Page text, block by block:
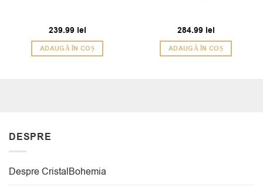
239.99 lei
ADAUGĂ ÎN COȘ
284.99 lei
ADAUGĂ ÎN COȘ
DESPRE
Despre CristalBohemia